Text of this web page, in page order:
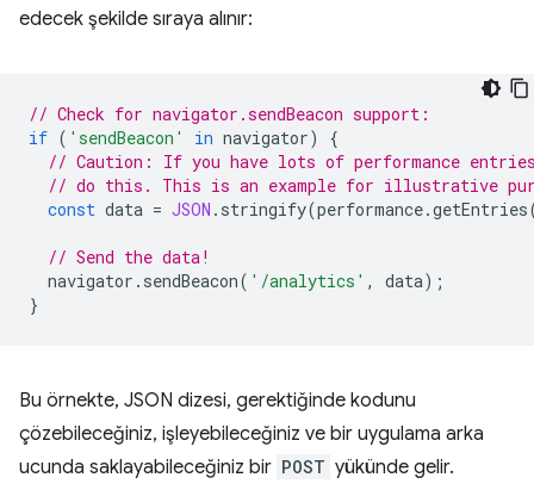
edecek şekilde sıraya alınır:
// Check for navigator.sendBeacon support:
if ( 'sendBeacon' in navigator)
{
// Caution: If you have lots of performance
// do this. This is an example for illustrative
const data = JSON . stringify(performance.getEntries
// Send the data!
navigator . sendBeacon( '/analytics' , data);
}
Bu örnekte, JSON dizesi, gerektiğinde kodunu
çözebileceğiniz, işleyebileceğiniz ve bir uygulama arka
ucunda saklayabileceğiniz bir POST yükünde gelir.